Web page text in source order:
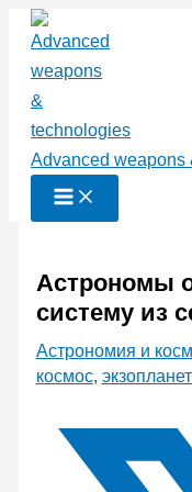
Перейти
содержимому
Advanced weapons
Астрономы
систему из
Астрономия и
космос,